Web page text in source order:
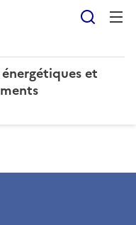
et